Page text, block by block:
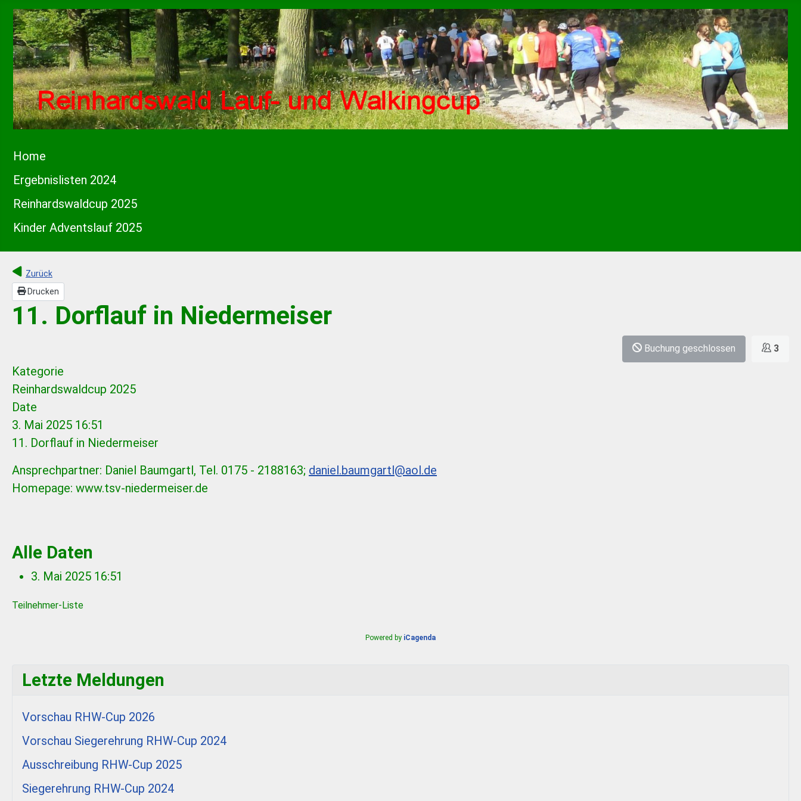
Home
Ergebnislisten 2024
Reinhardswaldcup 2025
Kinder Adventslauf 2025
Zurück
Drucken
11. Dorflauf in Niedermeiser
Buchung geschlossen 3
Kategorie
Reinhardswaldcup 2025
Date
3. Mai 2025 16:51
11. Dorflauf in Niedermeiser
Ansprechpartner: Daniel Baumgartl, Tel. 0175 - 2188163; daniel.baumgartl@aol.de
Homepage: www.tsv-niedermeiser.de
Alle Daten
3. Mai 2025 16:51
Teilnehmer-Liste
Powered by iCagenda
Letzte Meldungen
Vorschau RHW-Cup 2026
Vorschau Siegerehrung RHW-Cup 2024
Ausschreibung RHW-Cup 2025
Siegerehrung RHW-Cup 2024